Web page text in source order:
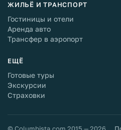
ЖИЛЬЁ И ТРАНСПОРТ
Гостиницы и отели
Аренда авто
Трансфер в аэропорт
ЕЩЁ
Готовые туры
Экскурсии
Страховки